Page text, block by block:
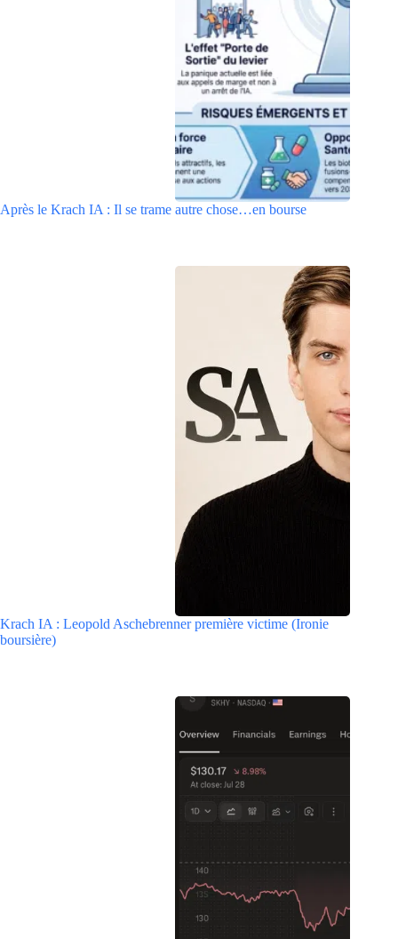
Après le Krach IA : Il se trame autre chose…en bourse
Krach IA : Leopold Aschebrenner première victime (Ironie
boursière)